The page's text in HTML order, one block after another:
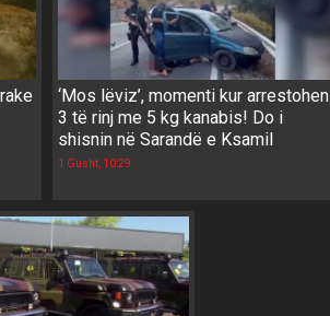
‘Mos lëviz’, momenti kur arrestohen
3 të rinj me 5 kg kanabis! Do i
shisnin në Sarandë e Ksamil
1 Gusht, 10:29